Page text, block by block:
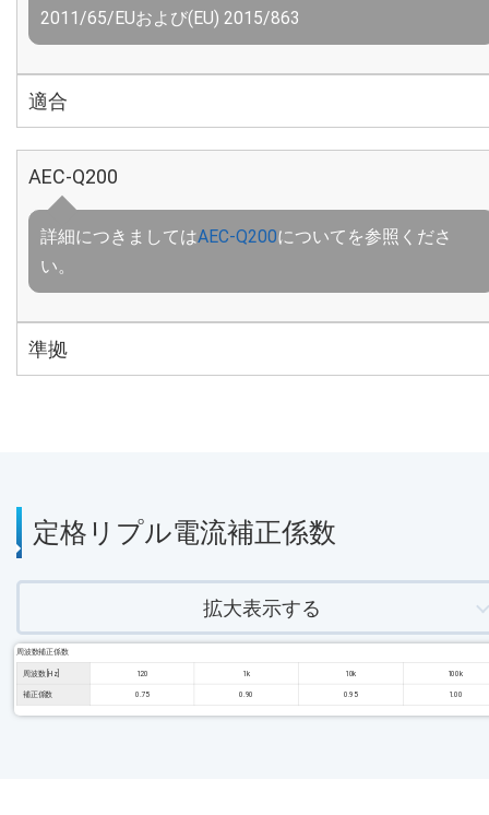
2011/65/EUおよび(EU) 2015/863
適合
AEC-Q200
詳細につきましてはAEC-Q200についてを参照くださ
い。
準拠
定格リプル電流補正係数
拡大表示する
周波数補正係数
周波数 [Hz] 120 1k 10k 100k
補正係数 0.75 0.90 0.95 1.00